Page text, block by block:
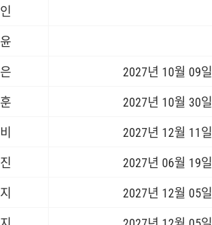
2027년 10월 09일
2027년 10월 30일
2027년 12월 11일
2027년 06월 19일
2027년 12월 05일